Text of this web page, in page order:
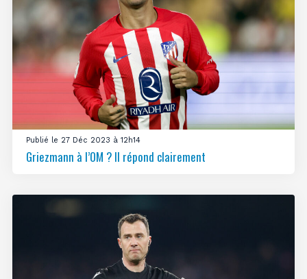
Publié le 27 Déc 2023 à 12h14
Griezmann à l’OM ? Il répond clairement